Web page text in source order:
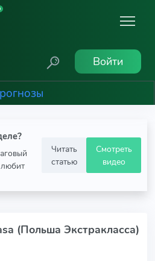
Войти
Читать
статью
Смотреть
видео
(Польша Экстракласса)